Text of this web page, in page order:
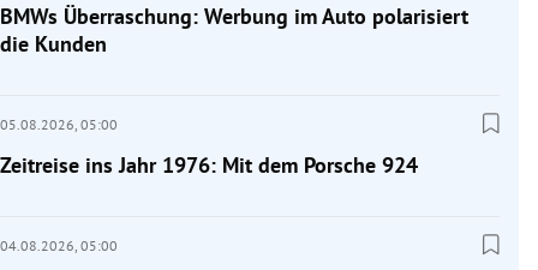
BMWs Überraschung: Werbung im Auto polarisiert
die Kunden
05.08.2026, 05:00
Zeitreise ins Jahr 1976: Mit dem Porsche 924
04.08.2026, 05:00